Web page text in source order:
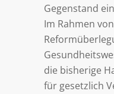
Gegenstand
Im Rahmen
die bisherige
für gesetzlich